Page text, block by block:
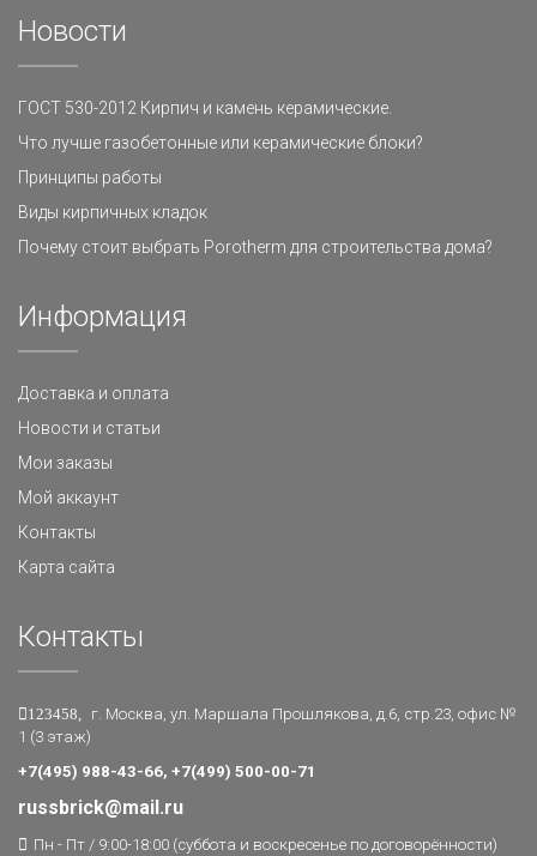
Новости
ГОСТ 530-2012 Кирпич и камень керамические.
Что лучше газобетонные или керамические блоки?
Принципы работы
Виды кирпичных кладок
Почему стоит выбрать Porotherm для строительства дома?
Информация
Доставка и оплата
Новости и статьи
Мои заказы
Мой аккаунт
Контакты
Карта сайта
Контакты
123458, г. Москва, ул. Маршала Прошлякова, д.6, стр.23, офис №
1 (3 этаж)
+7(495) 988-43-66, +7(499) 500-00-71
russbrick@mail.ru
Пн - Пт / 9:00-18:00 (суббота и воскресенье по договорённости)